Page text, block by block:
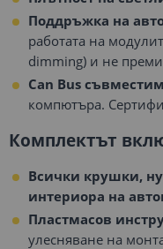
Поддръжка на
работата на
dimming) и не
Can Bus
компютъра.
Комплектът
Всички крушки,
интериора на
Пластмасов
улесняване на